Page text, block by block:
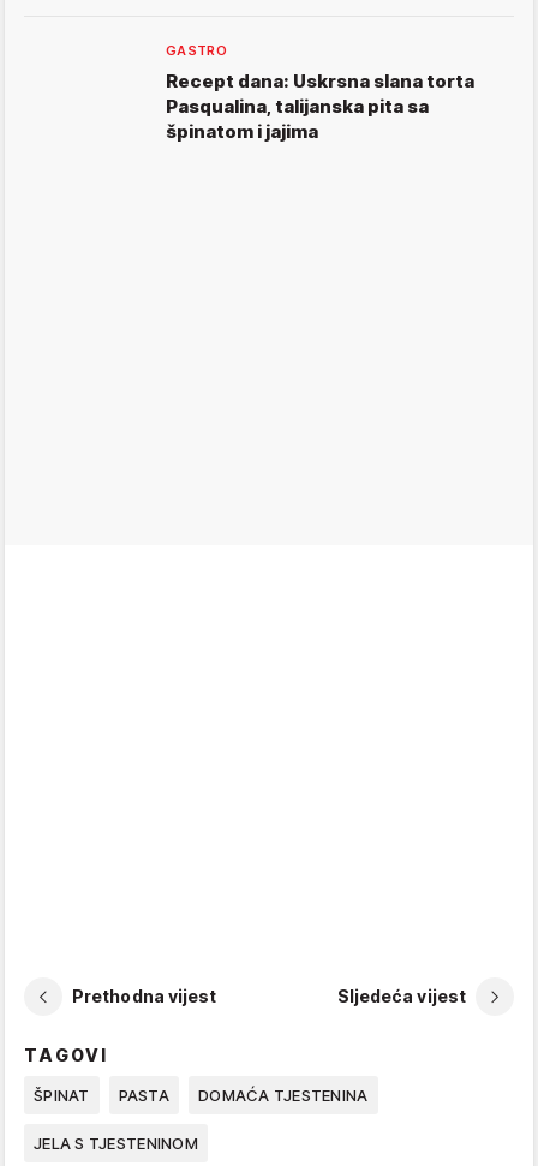
GASTRO
Recept dana: Uskrsna slana torta
Pasqualina, talijanska pita sa
špinatom i jajima
Prethodna vijest Sljedeća vijest
TAGOVI
ŠPINAT PASTA DOMAĆA TJESTENINA
JELA S TJESTENINOM